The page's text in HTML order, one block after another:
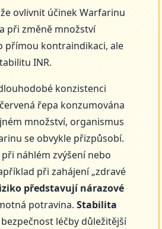
ovlivnit účinek Warfarinu
při změně množství
přímou kontraindikaci, ale
INR.
konzistenci
řepa konzumována
množství, organismus
se obvykle přizpůsobí.
náhlém zvýšení nebo
při zahájení „zdravé
představují nárazové
potravina.Stabilita
léčby důležitější